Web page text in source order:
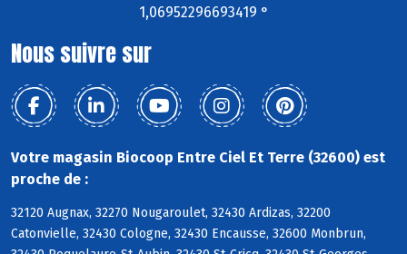
1,06952296693419 °
Nous suivre sur
Votre magasin Biocoop Entre Ciel Et Terre (32600) est
proche de :
32120 Augnax, 32270 Nougaroulet, 32430 Ardizas, 32200
Catonvielle, 32430 Cologne, 32430 Encausse, 32600 Monbrun,